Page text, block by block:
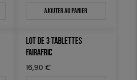
Ajouter au panier
LOT DE 3 TABLETTES
FAIRAFRIC
16,90 €